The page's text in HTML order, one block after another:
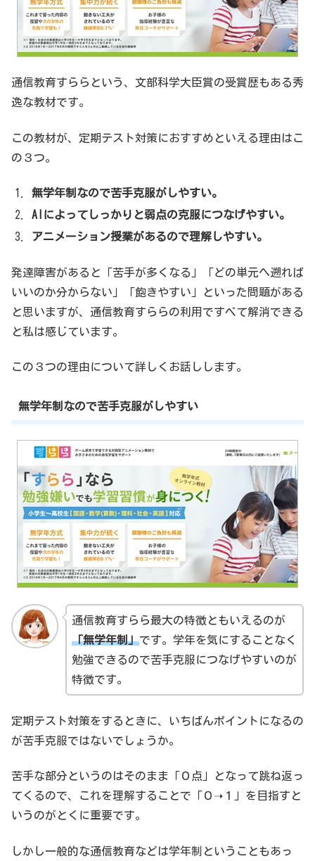
通信教育すららという、文部科学大臣賞の受賞歴もある秀
逸な教材です。
この教材が、定期テスト対策におすすめといえる理由はこ
の３つ。
無学年制なので苦手克服がしやすい。
AIによってしっかりと弱点の克服につなげやすい。
アニメーション授業があるので理解しやすい。
発達障害があると「苦手が多くなる」「どの単元へ遡れば
いいのか分からない」「飽きやすい」といった問題がある
と思いますが、通信教育すららの利用ですべて解消できる
と私は感じています。
この３つの理由について詳しくお話しします。
無学年制なので苦手克服がしやすい
通信教育すらら最大の特徴ともいえるのが
「無学年制」です。学年を気にすることなく
勉強できるので苦手克服につなげやすいのが
特徴です。
定期テスト対策をするときに、いちばんポイントになるの
が苦手克服ではないでしょうか。
苦手な部分というのはそのまま「０点」となって跳ね返っ
てくるので、これを理解することで「０➝１」を目指すと
いうのがとくに重要です。
しかし一般的な通信教育などは学年制ということもあっ